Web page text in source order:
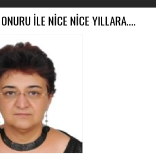
İLE NİCE NİCE YILLARA….